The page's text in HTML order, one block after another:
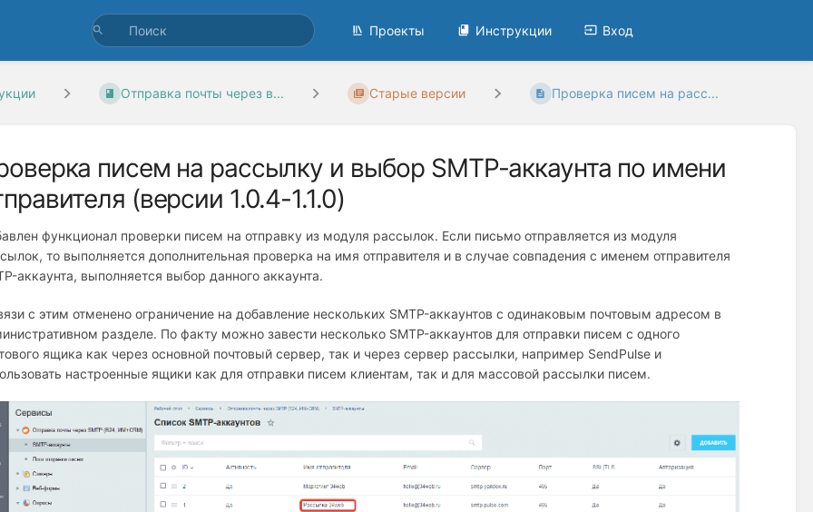
Проекты Инструкции Вход
Отправка почты через в... Старые версии Проверка писем на расс...
писем на рассылку и выбор SMTP-аккаунта по имени
(версии 1.0.4-1.1.0)
функционал проверки писем на отправку из модуля рассылок. Если письмо отправляется из модуля
то выполняется дополнительная проверка на имя отправителя и в случае совпадения с именем отправителя
аккаунта, выполняется выбор данного аккаунта.
с этим отменено ограничение на добавление нескольких SMTP-аккаунтов с одинаковым почтовым адресом в
разделе. По факту можно завести несколько SMTP-аккаунтов для отправки писем с одного
ящика как через основной почтовый сервер, так и через сервер рассылки, например SendPulse и
настроенные ящики как для отправки писем клиентам, так и для массовой рассылки писем.